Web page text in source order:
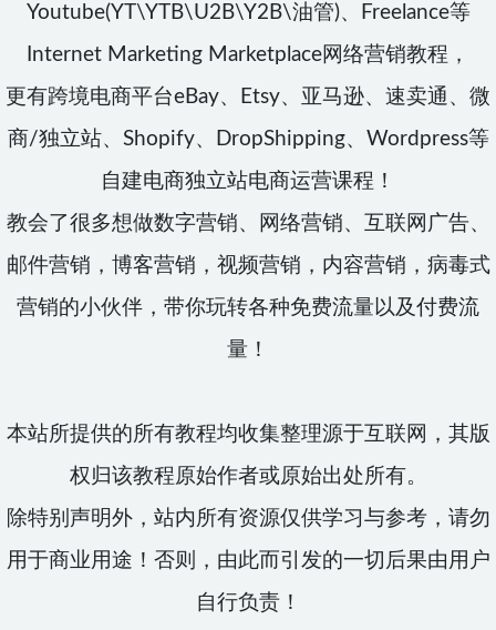
Youtube(YT\YTB\U2B\Y2B\油管)、Freelance等
Internet Marketing Marketplace网络营销教程，
更有跨境电商平台eBay、Etsy、亚马逊、速卖通、微
商/独立站、Shopify、DropShipping、Wordpress等
自建电商独立站电商运营课程！
教会了很多想做数字营销、网络营销、互联网广告、
邮件营销，博客营销，视频营销，内容营销，病毒式
营销的小伙伴，带你玩转各种免费流量以及付费流
量！
本站所提供的所有教程均收集整理源于互联网，其版
权归该教程原始作者或原始出处所有。
除特别声明外，站内所有资源仅供学习与参考，请勿
用于商业用途！否则，由此而引发的一切后果由用户
自行负责！